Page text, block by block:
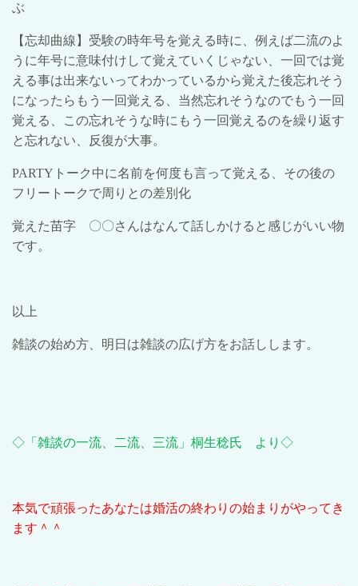
ぶ
【忘却曲線】受験の時年号を覚える時に、例えば二流のよ
うに年号に意味付けして覚えていくじゃない、一回では覚
える事は出来ないってわかっているから覚えた後忘れそう
になったらもう一回覚える、当然忘れそうなのでもう一回
覚える、この忘れそうな時にもう一回覚えるのを繰り返す
と忘れない、反復が大事。
PARTY トーク中に名前を何度も言って覚える、その後の
フリートークで周りとの差別化
覚えた苗字 〇〇さんはなんて話しかけると感じがいい物
です。
以上
雑談の始め方、明日は雑談の広げ方をお話しします。
◇「雑談の一流、二流、三流」桐生稔氏 より ◇
本気で頑張ったあなたは婚活の終わりの始まりがやってき
ます＾＾